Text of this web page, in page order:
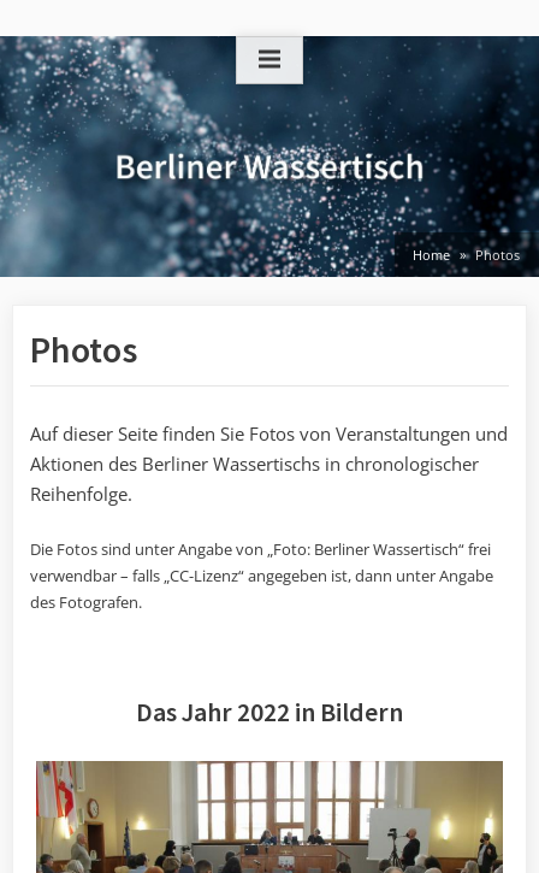
to
content
Home Photos
Photos
Auf dieser Seite finden Sie Fotos von Veranstaltungen und
Aktionen des Berliner Wassertischs in chronologischer
Reihenfolge.
Die Fotos sind unter Angabe von „Foto: Berliner Wassertisch“ frei
verwendbar – falls „CC-Lizenz“ angegeben ist, dann unter Angabe
des Fotografen.
Das Jahr 2022 in Bildern